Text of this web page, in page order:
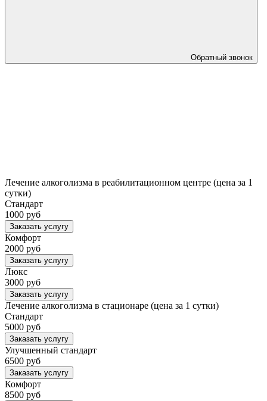
Обратный звонок
Лечение алкоголизма в реабилитационном центре (цена за 1
сутки)
Стандарт
1000 руб
Заказать услугу
Комфорт
2000 руб
Заказать услугу
Люкс
3000 руб
Заказать услугу
Лечение алкоголизма в стационаре (цена за 1 сутки)
Стандарт
5000 руб
Заказать услугу
Улучшенный стандарт
6500 руб
Заказать услугу
Комфорт
8500 руб